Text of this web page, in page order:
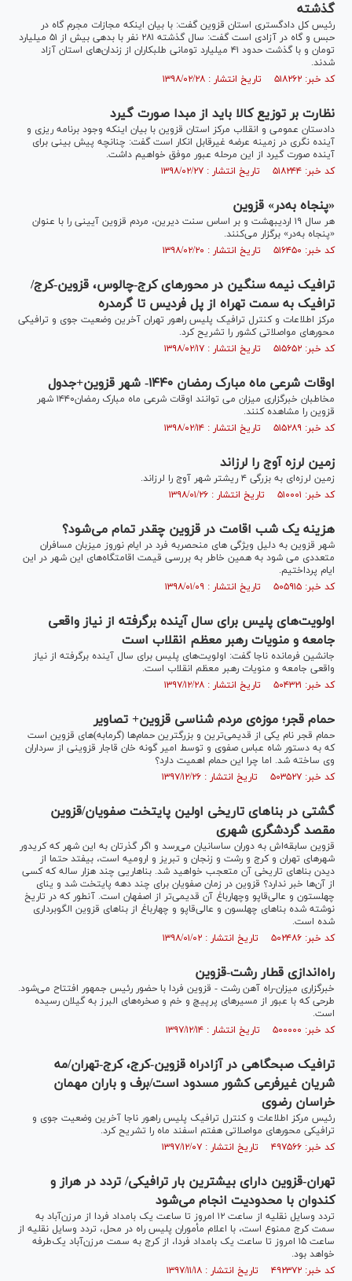
گذشته
رئیس کل دادگستری استان قزوین گفت: با بیان اینکه مجازات مجرم گاه در
حبس و گاه در آزادی است گفت: سال گذشته ۲۸۱ نفر با بدهی بیش از ۵۱ میلیارد
تومان و با گذشت حدود ۴۱ میلیارد تومانی طلبکاران از زندان‌های استان آزاد
شدند.
کد خبر: ۵۱۸۲۶۲ تاریخ انتشار : ۱۳۹۸/۰۲/۲۸
نظارت بر توزیع کالا باید از مبدا صورت گیرد
دادستان عمومی و انقلاب مرکز استان قزوین با بیان اینکه وجود برنامه ریزی و
آینده نگری در زمینه عرضه غیرقابل انکار است گفت: چنانچه پیش بینی برای
آینده صورت گیرد از این مرحله عبور موفق خواهیم داشت.
کد خبر: ۵۱۸۲۴۴ تاریخ انتشار : ۱۳۹۸/۰۲/۲۷
«پنجاه به‌در» قزوین
هر سال ۱۹ اردیبهشت و بر اساس سنت دیرین، مردم قزوین آیینی را با عنوان
«پنجاه به‌در» برگزار می‌کنند.
کد خبر: ۵۱۶۴۵۰ تاریخ انتشار : ۱۳۹۸/۰۲/۲۰
ترافیک نیمه سنگین در محور‌های کرج-چالوس، قزوین-کرج/
ترافیک به سمت تهراه از پل فردیس تا گرمدره
مرکز اطلاعات و کنترل ترافیک پلیس راهور تهران آخرین وضعیت جوی و ترافیکی
محور‌های مواصلاتی کشور را تشریح کرد.
کد خبر: ۵۱۵۶۵۲ تاریخ انتشار : ۱۳۹۸/۰۲/۱۷
اوقات شرعی ماه مبارک رمضان ۱۴۴۰- شهر قزوین+جدول
مخاطبان خبرگزاری میزان می توانند اوقات شرعی ماه مبارک رمضان۱۴۴۰ شهر
قزوين را مشاهده کنند.
کد خبر: ۵۱۵۲۸۹ تاریخ انتشار : ۱۳۹۸/۰۲/۱۴
زمین لرزه آوج را لرزاند
زمین لرزه‌ای به بزرگی ۴ ریشتر شهر آوج را لرزاند.
کد خبر: ۵۱۰۰۰۱ تاریخ انتشار : ۱۳۹۸/۰۱/۲۶
هزینه یک شب اقامت در قزوین چقدر تمام می‌شود؟
شهر قزوین به دلیل ویژگی های منحصربه فرد در ایام نوروز میزبان مسافران
متعددی می شود به همین خاطر به بررسی قیمت اقامتگاه‌های این شهر در این
ایام پرداختیم.
کد خبر: ۵۰۵۹۱۵ تاریخ انتشار : ۱۳۹۸/۰۱/۰۹
اولویت‌های پلیس برای سال آینده برگرفته از نیاز واقعی
جامعه و منویات رهبر معظم انقلاب است
جانشین فرمانده ناجا گفت: اولویت‌های پلیس برای سال آینده برگرفته از نیاز
واقعی جامعه و منویات رهبر معظم انقلاب است.
کد خبر: ۵۰۴۳۲۱ تاریخ انتشار : ۱۳۹۷/۱۲/۲۸
حمام قجر؛ موزه‌ی مردم شناسی قزوین+ تصاویر
حمام قجر نام یکی از قدیمی‌ترین و بزرگترین حمام‌ها (گرمابه)‌های قزوین است
که به دستور شاه عباس صفوی و توسط امیر گونه خان قاجار قزوینی از سرداران
وی ساخته شد. اما چرا این حمام اهمیت دارد؟
کد خبر: ۵۰۳۵۲۷ تاریخ انتشار : ۱۳۹۷/۱۲/۲۶
گشتی در بنا‌های تاریخی اولین پایتخت صفویان/قزوین
مقصد گردشگری شهری
قزوین سابقه‌اش به دوران ساسانیان می‌رسد و اگر گذرتان به این شهر که کریدور
شهر‌های تهران و کرج و رشت و زنجان و تبریز و ارومیه است، بیفتد حتما از
دیدن بنا‌های تاریخی آن متعجب خواهید شد. بناهاریی چند هزار ساله که کسی
از آن‌ها خبر ندارد؟ قزوین در زمان صفویان برای چند دهه پایتخت شد و ینای
چهلستون و عالی‌قاپو وچهارباغ آن قدیمی‌تر از اصفهان است. آنطور که در تاریخ
نوشته شده بنا‌های چهلسون و عالی‌قاپو و چهارباغ از بنا‌های قزوین الگوبرداری
شده است.
کد خبر: ۵۰۲۴۸۶ تاریخ انتشار : ۱۳۹۸/۰۱/۰۲
راه‌اندازی قطار رشت-قزوین
خبرگزاری میزان-راه آهن رشت - قزوین فردا با حضور رئیس جمهور افتتاح می‌شود.
طرحی که با عبور از مسیر‌های پرپیچ و خم و صخره‌های البرز به گیلان رسیده
است.
کد خبر: ۵۰۰۰۰۰ تاریخ انتشار : ۱۳۹۷/۱۲/۱۴
ترافیک صبحگاهی در آزادراه قزوین-کرج، کرج-تهران/مه
شریان غیرفرعی کشور مسدود است/برف و باران مهمان
خراسان رضوی
رئیس مرکز اطلاعات و کنترل ترافیک پلیس راهور ناجا آخرین وضعیت جوی و
ترافیکی محور‌های مواصلاتی هفتم اسفند ماه را تشریح کرد.
کد خبر: ۴۹۷۵۶۶ تاریخ انتشار : ۱۳۹۷/۱۲/۰۷
تهران-قزوین دارای بیشترین بار ترافیکی/ تردد در هراز و
کندوان با محدودیت انجام می‌شود
‌تردد وسایل نقلیه از ساعت ۱۲ امروز تا ساعت یک بامداد فردا از مرزن‌آباد به
سمت کرج ممنوع است، با اعلام مأموران پلیس راه در محل، تردد وسایل نقلیه از
ساعت ۱۵ امروز تا ساعت یک بامداد فردا، از کرج به سمت مرزن‌آباد یک‌طرفه
خواهد بود.
کد خبر: ۴۹۲۳۷۲ تاریخ انتشار : ۱۳۹۷/۱۱/۱۸